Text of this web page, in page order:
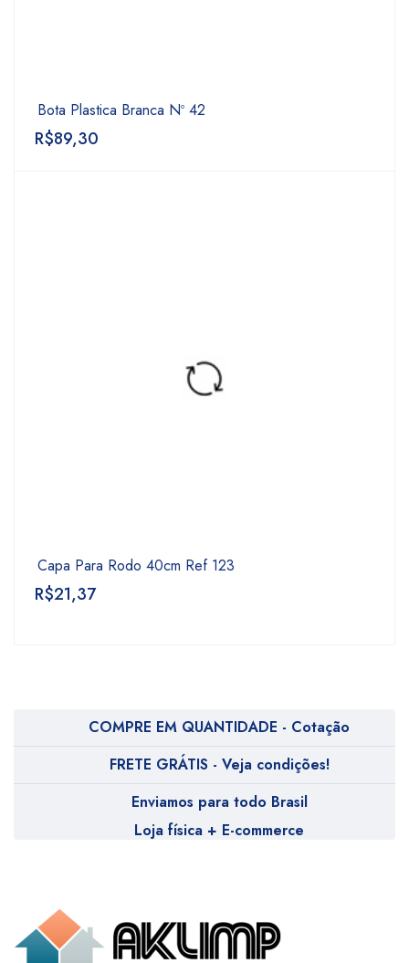
Bota Plastica Branca Nº 42
R$89,30
Capa Para Rodo 40cm Ref 123
R$21,37
COMPRE EM QUANTIDADE - Cotação
FRETE GRÁTIS - Veja condições!
Enviamos para todo Brasil
Loja física + E-commerce